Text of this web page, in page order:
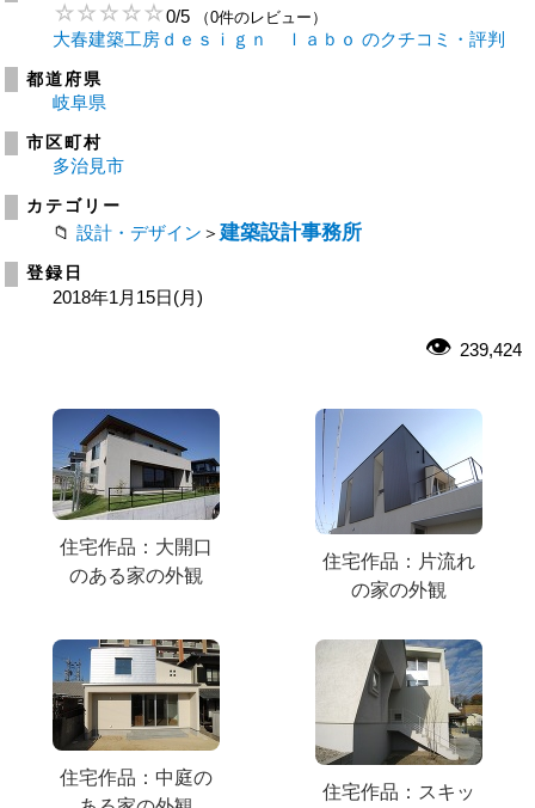
0/5 （0件のレビュー）
大春建築工房ｄｅｓｉｇｎ ｌａｂｏ のクチコミ・評判
都道府県
岐阜県
市区町村
多治見市
カテゴリー
設計・デザイン ＞ 建築設計事務所
登録日
2018年1月15日(月)
239,424
住宅作品：大開口
のある家の外観
住宅作品：片流れ
の家の外観
住宅作品：中庭の
住宅作品：スキッ